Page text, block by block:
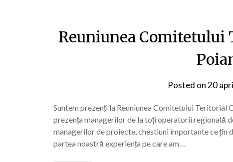
Reuniunea Comitetului
Posted on 20
Suntem prezenți la Reuniunea Comitetului Teritorial
prezența managerilor de la toți operatorii regională
managerilor de proiecte, chestiuni importante ce țin
partea noastră experiența pe care am…